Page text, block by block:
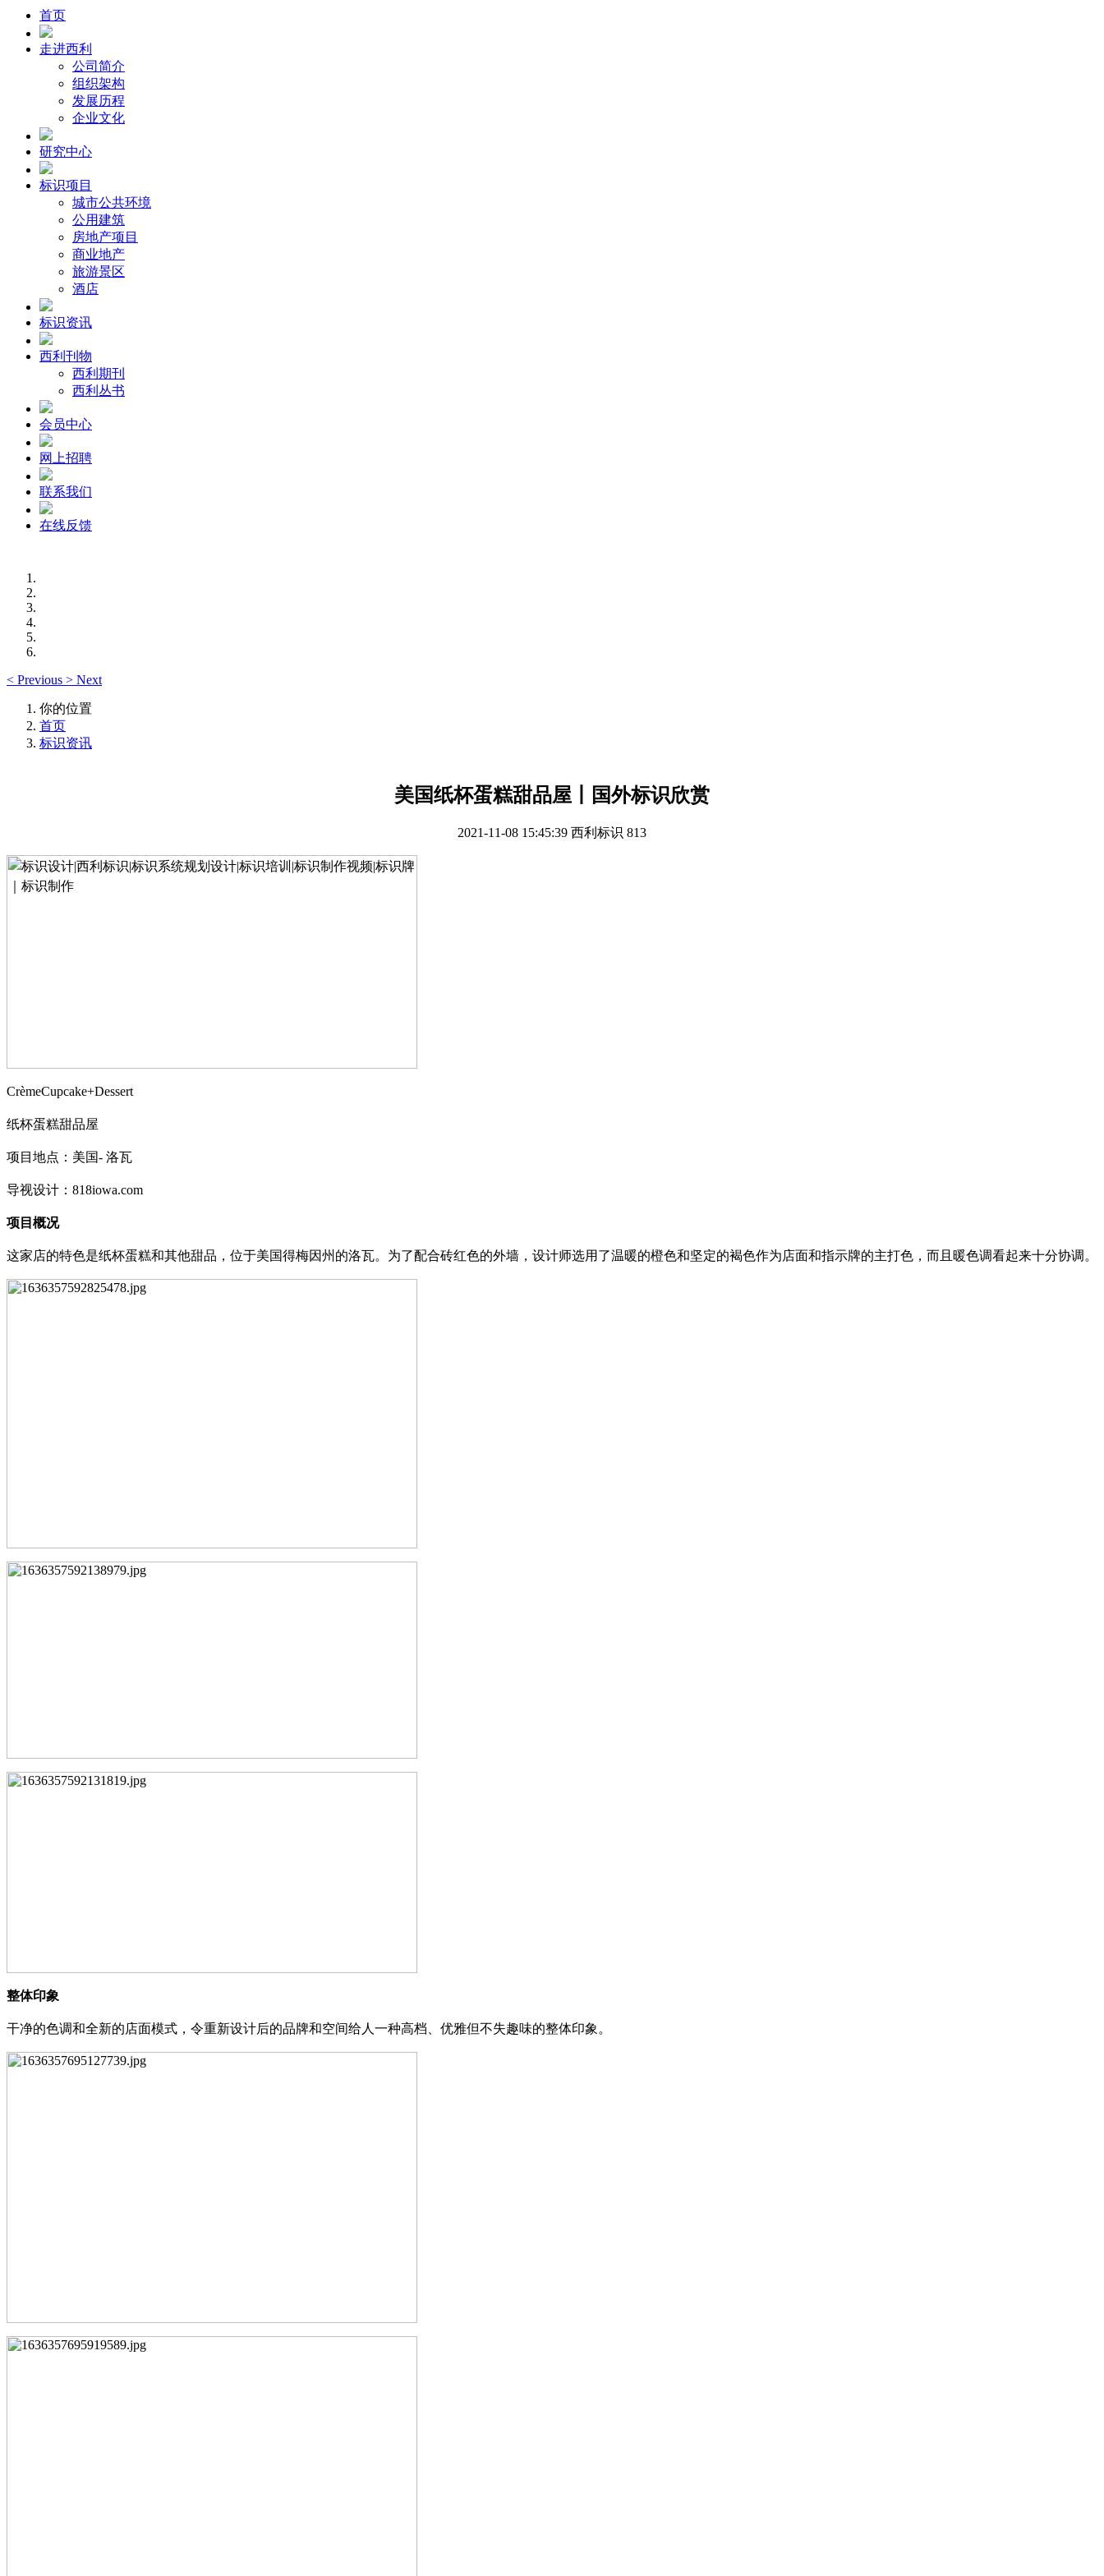
首页
走进西利
公司简介
组织架构
发展历程
企业文化
研究中心
标识项目
城市公共环境
公用建筑
房地产项目
商业地产
旅游景区
酒店
标识资讯
西利刊物
西利期刊
西利丛书
会员中心
网上招聘
联系我们
在线反馈
< Previous > Next
你的位置
首页
标识资讯
美国纸杯蛋糕甜品屋丨国外标识欣赏
2021-11-08 15:45:39 西利标识 813
CrèmeCupcake+Dessert
纸杯蛋糕甜品屋
项目地点：美国- 洛瓦
导视设计： 818iowa.com
项目概况
这家店的特色是纸杯蛋糕和其他甜品，位于美国得梅因州的洛瓦。为了配合砖红色的外墙，设计师选用了温暖的橙色和坚定的褐色作为店面和指示牌的主打色，而且暖色调看起来十分协调。
整体印象
干净的色调和全新的店面模式，令重新设计后的品牌和空间给人一种高档、优雅但不失趣味的整体印象。